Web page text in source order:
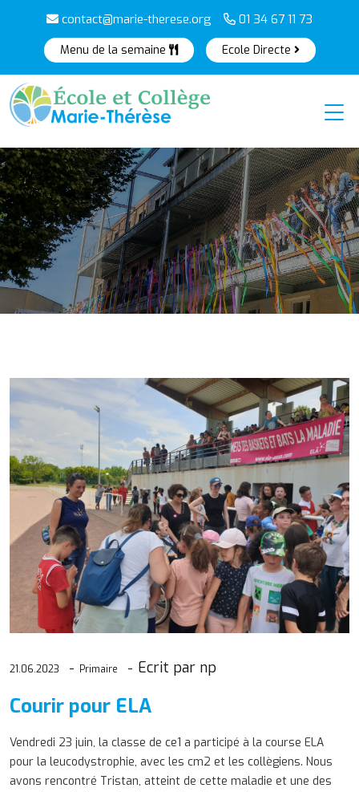
contact@marie-therese.org 01 34 67 11 73
Menu de la semaine Ecole Directe
21.06.2023 Primaire Ecrit par np
Courir pour ELA
Vendredi 23 juin, la classe de ce1 a participé à la course ELA
pour la leucodystrophie, avec les cm2 et les collègiens. Nous
avons rencontré Tristan, atteint de cette maladie et une des